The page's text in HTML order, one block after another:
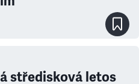
středisková letos